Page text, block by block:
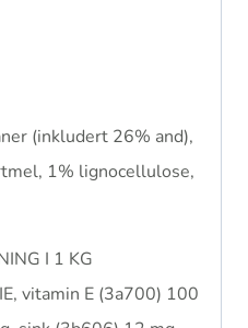
(inkludert 26% and),
1% lignocellulose,
I 1 KG
vitamin E (3a700) 100